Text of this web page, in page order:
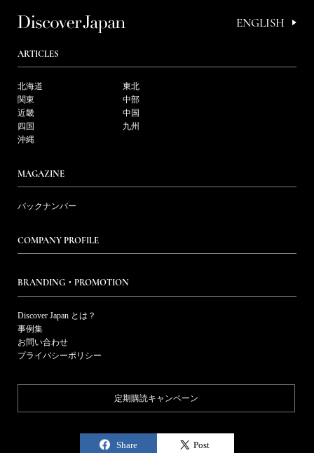
ENGLISH
ARTICLES
北海道
東北
関東
中部
近畿
中国
四国
九州
沖縄
MAGAZINE
バックナンバー
COMPANY PROFILE
BRANDING・PROMOTION
Discover Japan とは？
事例集
お問い合わせ
プライバシーポリシー
定期購読キャンペーン
Share Post